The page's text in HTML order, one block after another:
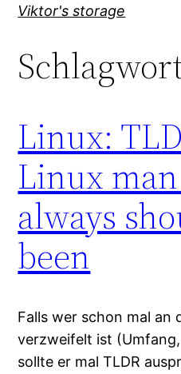
Direkt
Inhalt
wechseln
Viktor's storage
Linux:
Linux man
always
been
Falls wer schon mal an
verzweifelt ist
sollte er mal TLDR